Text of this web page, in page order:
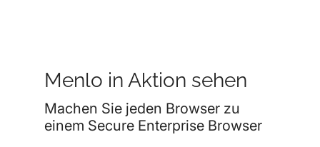
Menlo in Aktion sehen
Machen Sie jeden Browser zu
einem Secure Enterprise Browser